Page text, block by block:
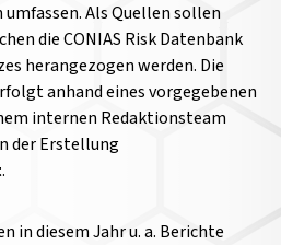
Als Quellen sollen
die CONIAS Risk Datenbank
herangezogen werden. Die
anhand eines vorgegebenen
internen Redaktionsteam
der Erstellung
.
in diesem Jahr u. a. Berichte